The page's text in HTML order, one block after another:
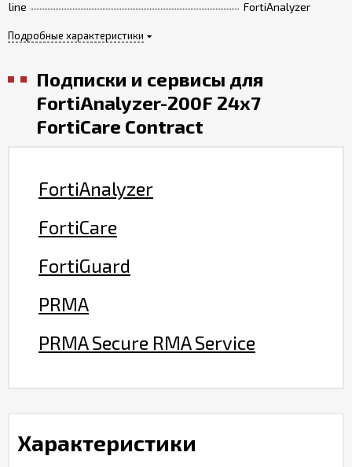
line
FortiAnalyzer
Подробные характеристики
Подписки и сервисы для
FortiAnalyzer-200F 24x7
FortiCare Contract
FortiAnalyzer
FortiCare
FortiGuard
PRMA
PRMA Secure RMA Service
Характеристики